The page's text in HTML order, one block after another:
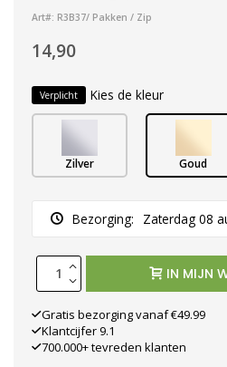
Art#: R3B37/ Pakken / Zip
14,90
Verplicht Kies de kleur
Zilver Goud
Bezorging: Zaterdag 08
IN MIJN
Gratis bezorging vanaf €49.99
Klantcijfer 9.1
700.000+ tevreden klanten